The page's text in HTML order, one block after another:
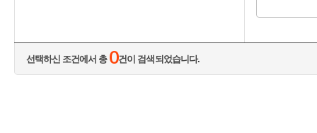
선택하신 조건에서 총 0건이 검색되었습니다.